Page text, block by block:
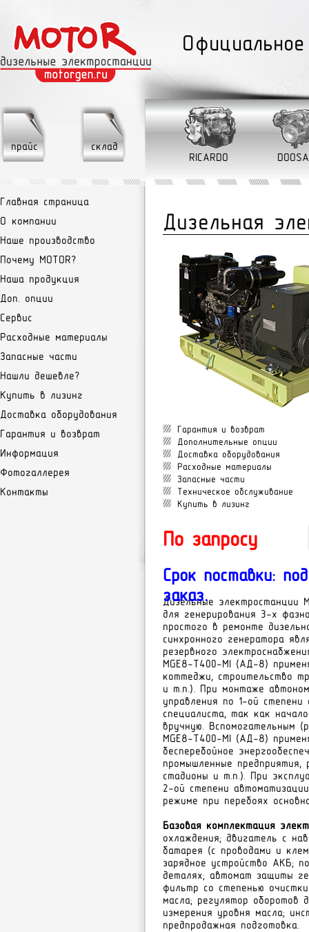
прайс склад
Главная страница
О компании
Наше производство
Почему MOTOR?
Наша продукция
Доп. опции
Сервис
Расходные материалы
Запасные части
Нашли дешевле?
Купить в лизинг
Доставка оборудования
Гарантия и возврат
Информация
Фотогаллерея
Контакты
RICARDO
Дизельная
Гарантия и возврат
Дополнительные опции
Доставка оборудования
Расходные материалы
Запасные части
Техническое обслуживание
Купить в лизинг
По запросу
Срок поставки: под
заказ.
Дизельные электростанции
для генерирования 3-х
простого в ремонте
синхронного генератора
резервного
MGE8-T400-MI (АД-8)
коттеджи, строительство
и т.п.). При монтаже
управления по 1-ой степени
специалиста, так как
вручную. Вспомогательным
MGE8-T400-MI (АД-8)
бесперебойное
промышленные предприятия,
стадионы и т.п.). При
2-ой степени
режиме при перебоях
Базовая комплектация
охлаждения; двигатель с
батарея (с проводами и
зарядное устройство АКБ;
деталях; автомат защиты
фильтр со степенью
масла; регулятор оборотов
измерения уровня масла;
предпродажная подготовка.